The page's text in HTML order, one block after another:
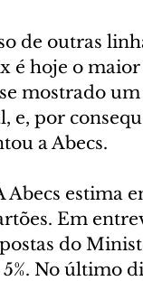
de outras
é hoje o
mostrado um
e, por
a Abecs.
estima
Em
do
No último